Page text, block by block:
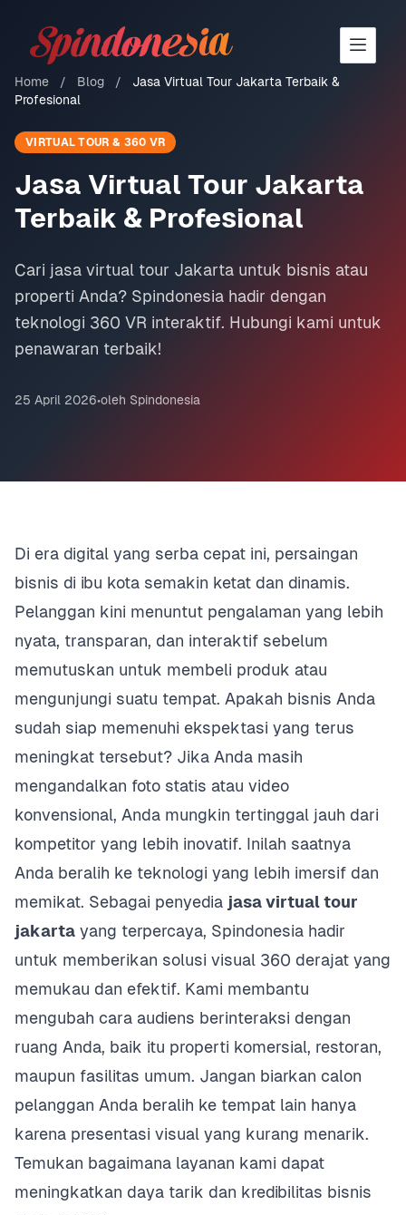
Solar Tech Logo
Home / Blog /
Jasa Virtual Tour Jakarta Terbaik &
Profesional
VIRTUAL TOUR & 360 VR
Jasa Virtual Tour Jakarta
Terbaik & Profesional
Cari jasa virtual tour Jakarta untuk bisnis atau
properti Anda? Spindonesia hadir dengan
teknologi 360 VR interaktif. Hubungi kami untuk
penawaran terbaik!
25 April 2026•oleh Spindonesia
Di era digital yang serba cepat ini, persaingan
bisnis di ibu kota semakin ketat dan dinamis.
Pelanggan kini menuntut pengalaman yang lebih
nyata, transparan, dan interaktif sebelum
memutuskan untuk membeli produk atau
mengunjungi suatu tempat. Apakah bisnis Anda
sudah siap memenuhi ekspektasi yang terus
meningkat tersebut? Jika Anda masih
mengandalkan foto statis atau video
konvensional, Anda mungkin tertinggal jauh dari
kompetitor yang lebih inovatif. Inilah saatnya
Anda beralih ke teknologi yang lebih imersif dan
memikat. Sebagai penyedia jasa virtual tour
jakarta yang terpercaya, Spindonesia hadir
untuk memberikan solusi visual 360 derajat yang
memukau dan efektif. Kami membantu
mengubah cara audiens berinteraksi dengan
ruang Anda, baik itu properti komersial, restoran,
maupun fasilitas umum. Jangan biarkan calon
pelanggan Anda beralih ke tempat lain hanya
karena presentasi visual yang kurang menarik.
Temukan bagaimana layanan kami dapat
meningkatkan daya tarik dan kredibilitas bisnis